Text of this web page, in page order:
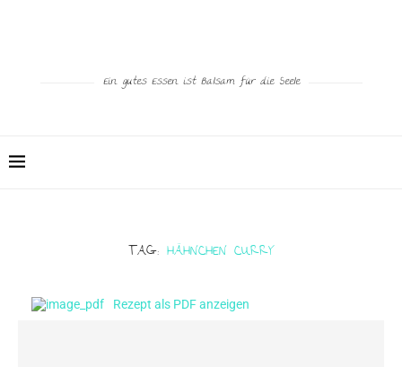
Ein gutes Essen ist Balsam für die Seele
TAG: HÄHNCHEN CURRY
Rezept als PDF anzeigen